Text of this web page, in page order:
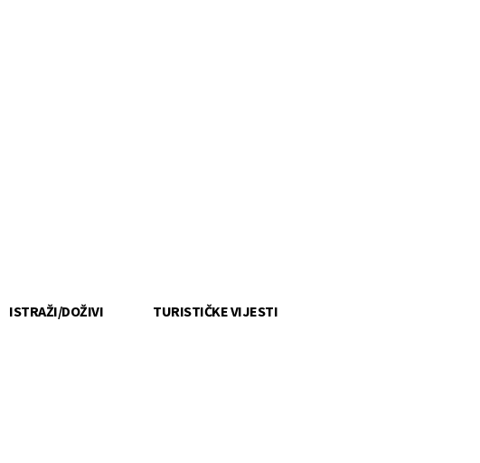
ISTRAŽI/DOŽIVI TURISTIČKE VIJESTI